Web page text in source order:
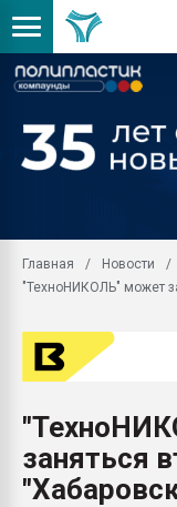
Главная
Новости
"ТехноНИКОЛЬ" может
заняться